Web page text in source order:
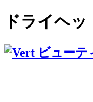
ドライヘ